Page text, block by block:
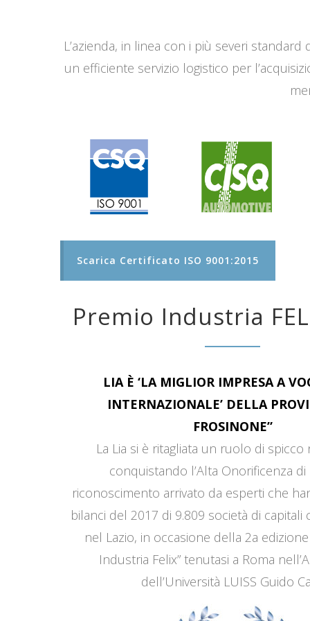
L’azienda, in linea con i più severi
un efficiente servizio logistico per
Scarica Certificato ISO 9001:2015
Premio Industria
LIA È ‘LA MIGLIOR IMPRESA A
INTERNAZIONALE’ DELLA
FROSINONE”
La Lia si è ritagliata un ruolo di
conquistando l’Alta Onorificenza di
riconoscimento arrivato da esperti che
bilanci del 2017 di 9.809 società di capitali
nel Lazio, in occasione della 2a
Industria Felix” tenutasi a Roma
dell’Università LUISS Guido